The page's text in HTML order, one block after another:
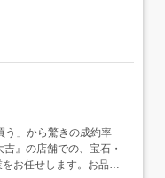
う」から驚きの成約率
』の店舗での、宝石・
お任せします。お品物